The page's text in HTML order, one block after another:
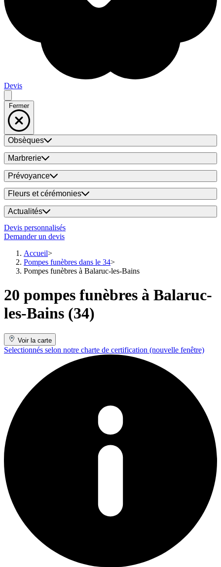
Devis
Fermer
Obsèques
Marbrerie
Prévoyance
Fleurs et cérémonies
Actualités
Devis personnalisés
Demander un devis
Accueil
Pompes funèbres dans le 34
Pompes funèbres à Balaruc-les-Bains
20 pompes funèbres à Balaruc-
les-Bains (34)
Voir la carte
Selectionnés selon notre charte de certification (nouvelle fenêtre)